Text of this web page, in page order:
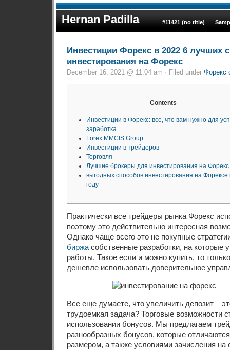
Hernan Padilla #11421 (no title)
Инвестиции Форекс в 2022 6 лучших
инвестирования на Форекс
December 16, 2021 @ 11:04 am · Filed under Форекс
Contents
Инвестиции в Форекс: все, что вам нужно для
заработка
Forex MMCIS Group
Инвестиции в трейдеров
Торговля
Лучшие брокеры для инвестирования на Форекс
выгодных способов инвестирования на Форексе
году
Практически все трейдеры рынка Форекс
поэтому это действительно интересная
Однако чаще всего это не покупные
биржа собственные разработки, на которые
работы. Такое если и можно купить, то
дешевле использовать доверительное
Все еще думаете, что увеличить депозит –
трудоемкая задача? Торговые возможности
использовании бонусов. Мы предлагаем
разнообразных бонусов, которые
размером, а также условиями зачисления на